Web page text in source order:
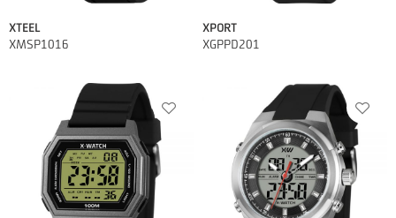
XTEEL
XMSP1016
XPORT
XGPPD201